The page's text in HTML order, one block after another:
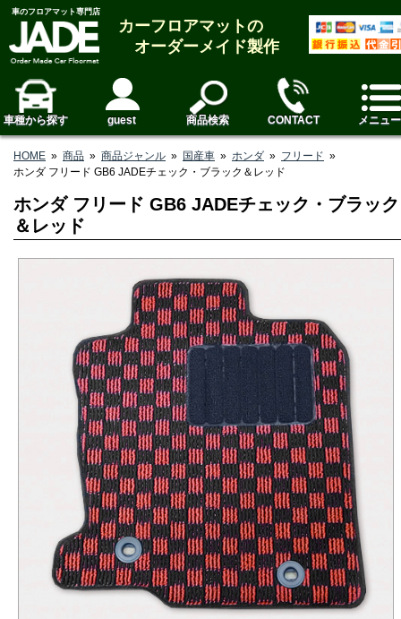
車のフロアマット専門店
カーフロアマットの
オーダーメイド製作
車種から探す guest 商品検索 CONTACT メニュー
HOME » 商品 » 商品ジャンル » 国産車 » ホンダ » フリード »
ホンダ フリード GB6 JADEチェック・ブラック＆レッド
ホンダ フリード GB6 JADEチェック・ブラック
＆レッド